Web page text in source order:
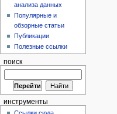
анализа данных
Популярные и
обзорные статьи
Публикации
Полезные ссылки
поиск
инструменты